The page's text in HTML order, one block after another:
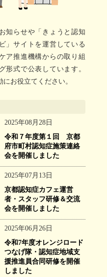
知らせや「きょうと認知
」サイトを運営している
ア推進機構からの取り組
形式で公表しています。
にお役立てください。
2025年08月28日
令和７年度第１回 京都
府市町村認知症施策連絡
会を開催しました
2025年07月13日
京都認知症カフェ運営
者・スタッフ研修＆交流
会を開催しました
2025年06月26日
令和7年度オレンジロード
つなげ隊・認知症地域支
援推進員合同研修を開催
しました